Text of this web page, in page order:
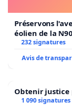
Préservons
éolien de la N90
232 signatures
Avis de
Obtenir justice
1 090 signatures